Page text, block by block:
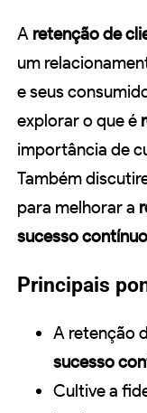
A retenção de
um
e seus
explorar o que é
importância de
Também
para melhorar a
sucesso contínuo
Principais
A retenção
sucesso
Cultive a